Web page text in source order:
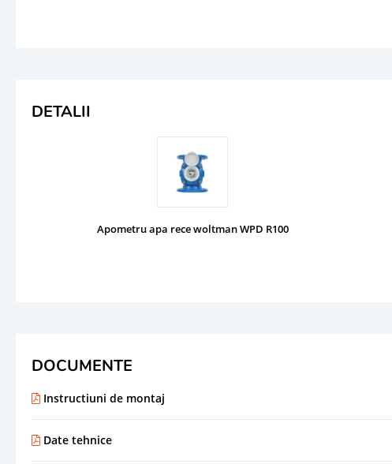
DETALII
Apometru apa rece woltman WPD R100
DOCUMENTE
Instructiuni de montaj
Date tehnice